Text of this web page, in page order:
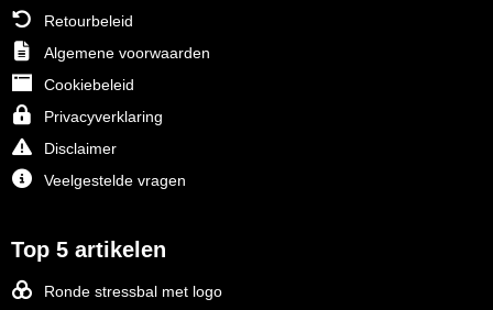
Retourbeleid
Algemene voorwaarden
Cookiebeleid
Privacyverklaring
Disclaimer
Veelgestelde vragen
Top 5 artikelen
Ronde stressbal met logo